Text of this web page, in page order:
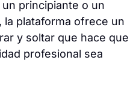
un principiante o un
la plataforma ofrece un
y soltar que hace que
profesional sea